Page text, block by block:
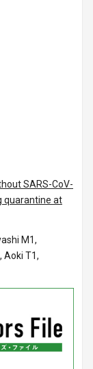
SARS-CoV-
quarantine at
M1,
Aoki T1,